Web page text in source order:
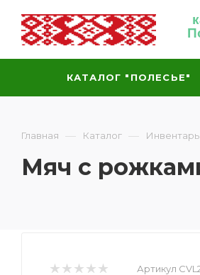
КАТАЛОГ "ПОЛЕСЬЕ"
Главная — Каталог —
Мяч с
Артикул